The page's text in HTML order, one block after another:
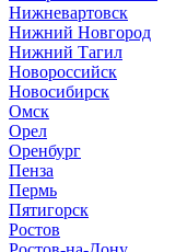
Нижневартовск
Нижний Новгород
Нижний Тагил
Новороссийск
Новосибирск
Омск
Орел
Оренбург
Пенза
Пермь
Пятигорск
Ростов